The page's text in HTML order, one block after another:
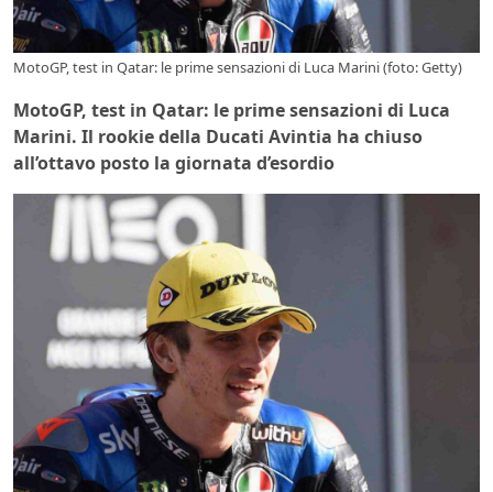
MotoGP, test in Qatar: le prime sensazioni di Luca Marini (foto: Getty)
MotoGP, test in Qatar: le prime sensazioni di Luca
Marini. Il rookie della Ducati Avintia ha chiuso
all’ottavo posto la giornata d’esordio